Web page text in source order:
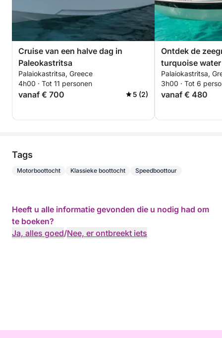
Cruise van een halve dag in
Paleokastritsa
Palaiokastritsa, Greece
4h00 · Tot 11 personen
vanaf € 700 5 (2)
Ontdek de
turquoise
Palaiokastritsa,
3h00 · Tot 6
vanaf € 480
Tags
Motorboottocht Klassieke boottocht Speedboottour
Heeft u alle informatie gevonden die u nodig had om
te boeken?
Ja, alles goed/Nee, er ontbreekt iets